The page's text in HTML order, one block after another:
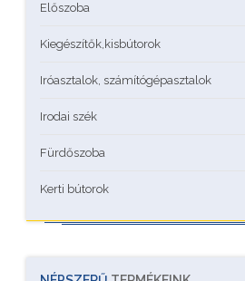
Előszoba
Kiegészítők,kisbútorok
Iróasztalok, számítógépasztalok
Irodai szék
Fürdőszoba
Kerti bútorok